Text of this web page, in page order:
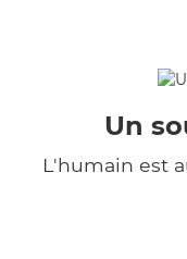
Un
L'humain est